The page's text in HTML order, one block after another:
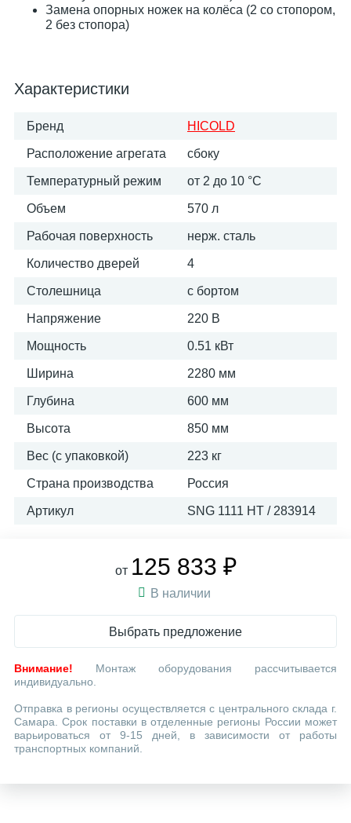
Замена опорных ножек на колёса (2 со стопором,
2 без стопора)
Характеристики
Бренд HICOLD
Расположение агрегата сбоку
Температурный режим от 2 до 10 °С
Объем 570 л
Рабочая поверхность нерж. сталь
Количество дверей 4
Столешница с бортом
Напряжение 220 В
Мощность 0.51 кВт
Ширина 2280 мм
Глубина 600 мм
Высота 850 мм
Вес (с упаковкой) 223 кг
Страна производства Россия
Артикул SNG 1111 HT / 283914
от 125 833 ₽
В наличии
Выбрать предложение
Внимание! Монтаж оборудования рассчитывается
индивидуально.
Отправка в регионы осуществляется с центрального склада г.
Самара. Срок поставки в отделенные регионы России может
варьироваться от 9-15 дней, в зависимости от работы
транспортных компаний.